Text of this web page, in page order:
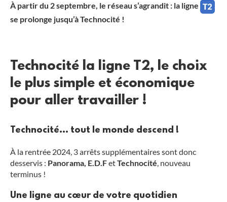
À partir du 2 septembre, le réseau s’agrandit : la ligne
se prolonge jusqu’à Technocité !
Technocité la ligne T2, le choix
le plus simple et économique
pour aller travailler !
Technocité… tout le monde descend !
À la rentrée 2024, 3 arrêts supplémentaires sont donc
desservis : Panorama, E.D.FetTechnocité, nouveau
terminus !
Une ligne au cœur de votre quotidien